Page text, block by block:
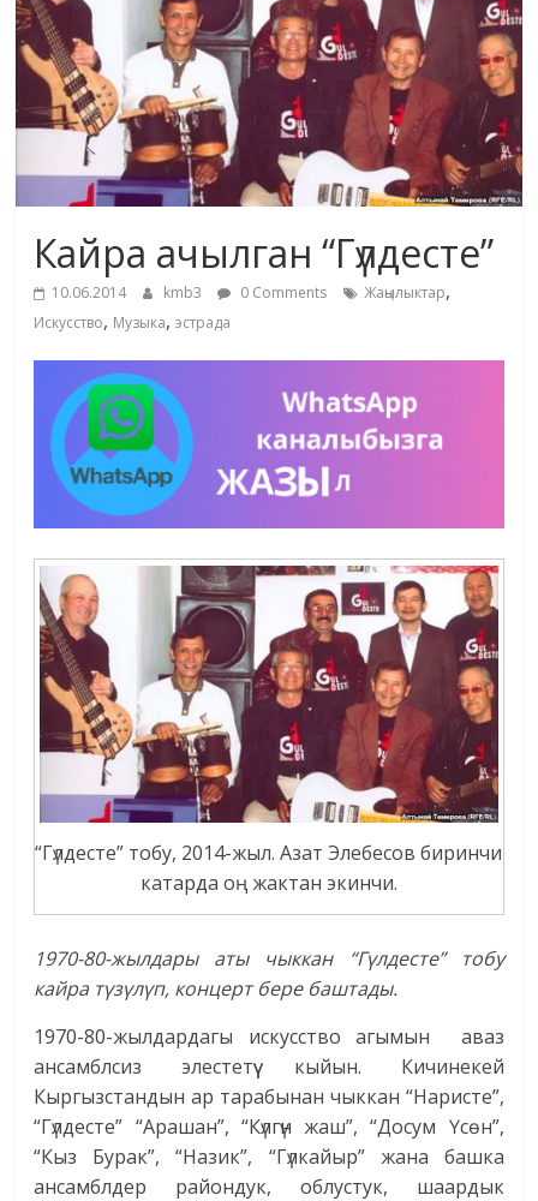
жана
адабияты
Кайра ачылган “Гүлдесте”
10.06.2014 kmb3 0 Comments Жаңылыктар,
Искусство, Музыка,эстрада
“Гүлдесте” тобу, 2014-жыл. Азат Элебесов биринчи
катарда оң жактан экинчи.
1970-80-жылдары аты чыккан “Гүлдесте” тобу
кайра түзүлүп, концерт бере баштады.
1970-80-жылдардагы искусство агымын аваз
ансамблсиз элестетүү кыйын. Кичинекей
Кыргызстандын ар тарабынан чыккан “Наристе”,
“Гүлдесте” “Арашан”, “Күлгүн жаш”, “Досум Үсөн”,
“Кыз Бурак”, “Назик”, “Гүлкайыр” жана башка
ансамблдер райондук, облустук, шаардык